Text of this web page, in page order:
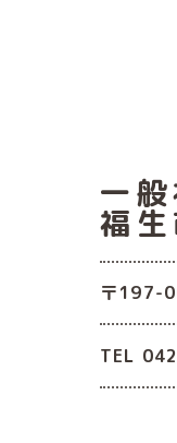
一
福
〒197-
TEL